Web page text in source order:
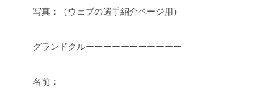
写真：（ウェブの選手紹介ページ用）
グランドクルーーーーーーーーーーー
名前：